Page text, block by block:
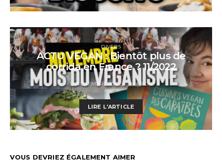
DIVERS
ACTU VEGAN : Bientôt plus de
corrida en France ? 11/2022
15 NOVEMBRE 2022 MARION
LIRE L'ARTICLE
VOUS DEVRIEZ ÉGALEMENT AIMER